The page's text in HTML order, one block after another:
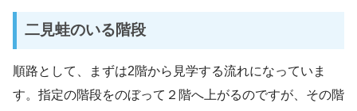
二見蛙のいる階段
順路として、まずは2階から見学する流れになっていま
す。指定の階段をのぼって２階へ上がるのですが、その階